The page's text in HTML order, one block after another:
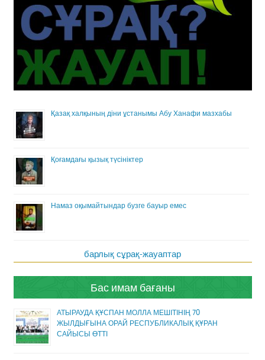
Қазақ халқының діни ұстанымы Абу Ханафи мазхабы
Қоғамдағы қызық түсініктер
Намаз оқымайтындар бузге бауыр емес
барлық сұрақ-жауаптар
Бас имам бағаны
АТЫРАУДА ҚҰСПАН МОЛЛА МЕШІТІНІҢ 70
ЖЫЛДЫҒЫНА ОРАЙ РЕСПУБЛИКАЛЫҚ ҚҰРАН
САЙЫСЫ ӨТТІ